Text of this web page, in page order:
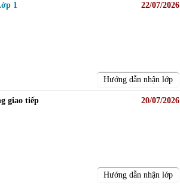
1
22/07/2026
Hướng dẫn nhận lớp
giao tiếp
20/07/2026
Hướng dẫn nhận lớp